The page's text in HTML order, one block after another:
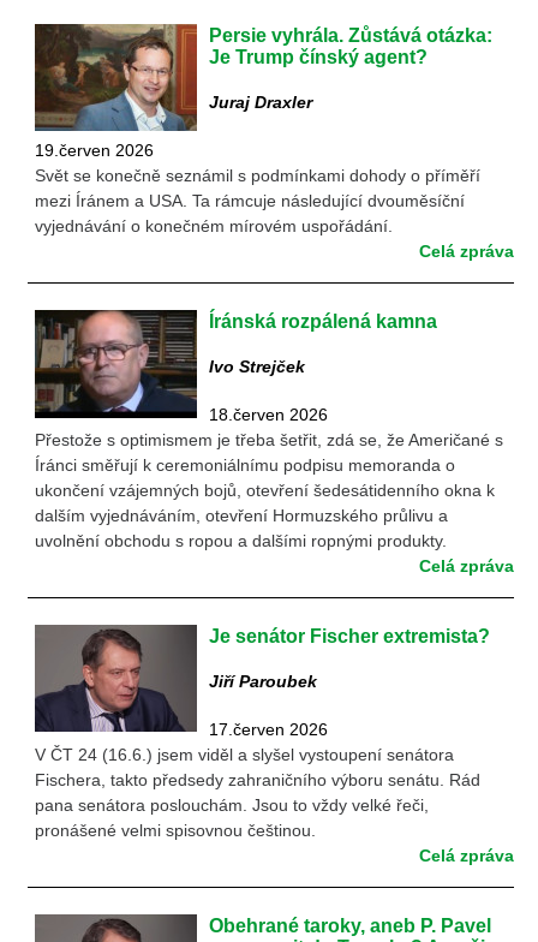
Persie vyhrála. Zůstává otázka:
Je Trump čínský agent?
Juraj Draxler
19.červen 2026
Svět se konečně seznámil s podmínkami dohody o příměří
mezi Íránem a USA. Ta rámcuje následující dvouměsíční
vyjednávání o konečném mírovém uspořádání.
Celá zpráva
Íránská rozpálená kamna
Ivo Strejček
18.červen 2026
Přestože s optimismem je třeba šetřit, zdá se, že Američané s
Íránci směřují k ceremoniálnímu podpisu memoranda o
ukončení vzájemných bojů, otevření šedesátidenního okna k
dalším vyjednáváním, otevření Hormuzského průlivu a
uvolnění obchodu s ropou a dalšími ropnými produkty.
Celá zpráva
Je senátor Fischer extremista?
Jiří Paroubek
17.červen 2026
V ČT 24 (16.6.) jsem viděl a slyšel vystoupení senátora
Fischera, takto předsedy zahraničního výboru senátu. Rád
pana senátora poslouchám. Jsou to vždy velké řeči,
pronášené velmi spisovnou češtinou.
Celá zpráva
Obehrané taroky, aneb P. Pavel